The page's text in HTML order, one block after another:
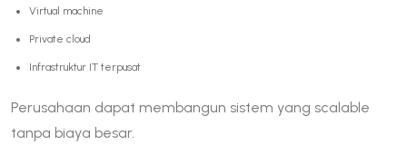
Virtual machine
Private cloud
Infrastruktur IT terpusat
Perusahaan dapat membangun sistem yang scalable
tanpa biaya besar.